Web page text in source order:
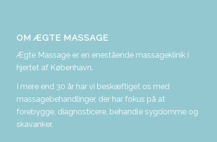
OM ÆGTE MASSAGE
Ægte Massage er en enestående massageklinik i
hjertet af København.
I mere end 30 år har vi beskæftiget os med
massagebehandlinger, der har fokus på at
forebygge, diagnosticere, behandle sygdomme og
skavanker.